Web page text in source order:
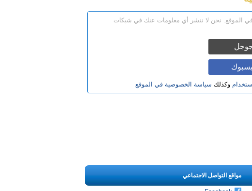
الموقع. نحن لا ننشر أي معلومات عنك في شبكات
وكذلك سياسة الخصوصية في الموقع
مواقع التواصل الاجتماعي